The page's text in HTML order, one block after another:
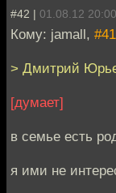
#42 | 01.08.12 20:00
Кому: jamall, #41
> Дмитрий
[думает]
в семье есть
я ими не